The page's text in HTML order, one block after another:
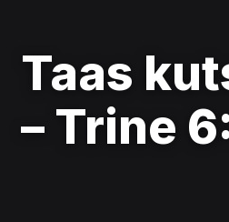
Taas
– Trine